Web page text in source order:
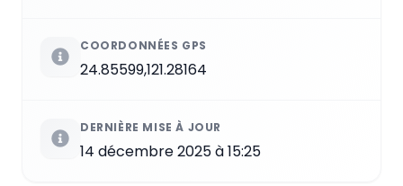
COORDONNÉES GPS
24.85599,121.28164
DERNIÈRE MISE À JOUR
14 décembre 2025 à 15:25